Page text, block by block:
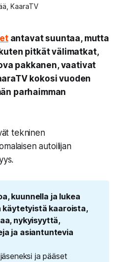
KaaraTV
antavat suuntaa, mutta
pitkät välimatkat,
pakkanen, vaativat
kokosi vuoden
parhaimman
tekninen
autoilijan
kuunnella ja lukea
käytetyistä kaaroista,
nykyisyyttä,
ja asiantuntevia
ja pääset